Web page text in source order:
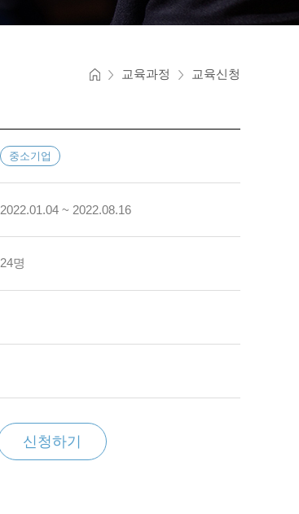
교육과정 교육신청
중소기업
2022.01.04 ~ 2022.08.16
24명
신청하기